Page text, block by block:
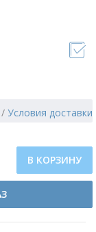
/ Условия доставки
В КОРЗИНУ